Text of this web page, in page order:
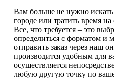
Вам больше не нужно
городе или тратить время
Все, что требуется – это
определиться с форматом и
отправить заказ через наш
производится удобным для
осуществляется
любую другую точку по